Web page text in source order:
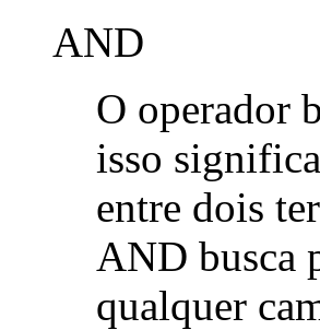
AND
O operador
isso
entre dois
AND busca
qualquer